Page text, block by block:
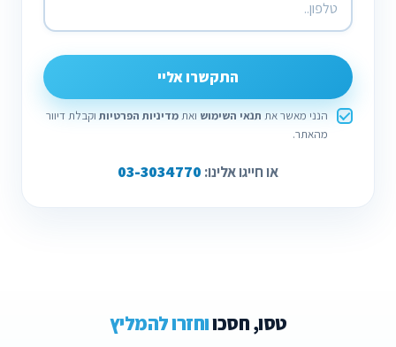
התקשרו אליי
הנני מאשר את תנאי השימוש ואתמדיניות הפרטיות וקבלת דיוור
מהאתר.
או חייגו אלינו: 03-3034770
טסו, חסכווחזרו להמליץ